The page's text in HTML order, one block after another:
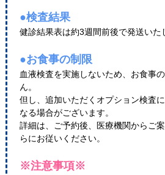
●検査結果
健診結果表は約3週間前後で発送いた
●お食事の制限
血液検査を実施しないため、お食事
ん。
但し、追加いただくオプション検査
なる場合がございます。
詳細は、ご予約後、医療機関からご
らにお従いください。
※注意事項※